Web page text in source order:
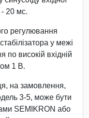
20 мс.
регулювання
у межі
по високій вхідній
1 В.
на замовлення,
3-5, може бути
SEMIKRON або